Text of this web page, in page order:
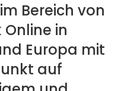
Bereich von
in
Europa mit
auf